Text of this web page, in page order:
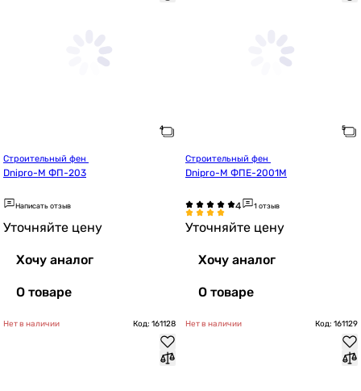
Dnipro-M ФП-203
Написать отзыв
Уточняйте цену
Хочу аналог
О товаре
Dnipro-M ФПЕ-2001М
1 отзыв
Уточняйте цену
Хочу аналог
О товаре
Нет в наличии Код: 161128 Нет в наличии Код: 161129